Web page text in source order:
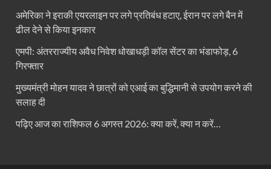
अमेरिका ने इराकी एयरलाइन पर लगे प्रतिबंध हटाए, ईरान पर लगे बैन में
ढील देने से किया इनकार
एमपी: अंतरराज्यीय अवैध निवेश धोखाधड़ी कॉल सेंटर का भंडाफोड़, 6
गिरफ्तार
मुख्यमंत्री मोहन यादव ने छात्रों को एआई का बुद्धिमानी से उपयोग करने की
सलाह दी
पढ़िए आज का राशिफल 6 अगस्त 2026: क्या करें, क्या न करें…